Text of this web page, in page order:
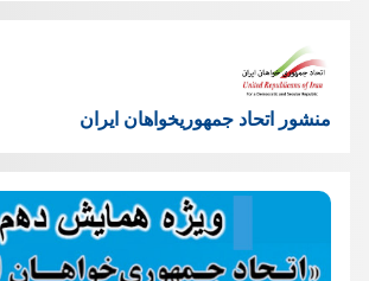
منشور اتحاد جمهوریخواهان ایران